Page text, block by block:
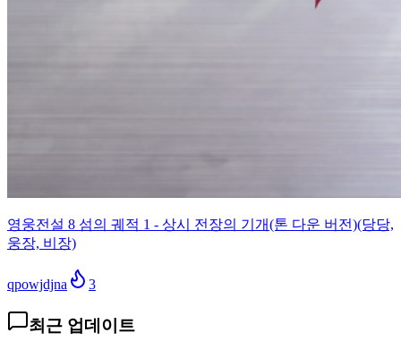
영웅전설 8 섬의 궤적 1 - 상시 전장의 기개(톤 다운 버전)(당당,
웅장, 비장)
qpowjdjna 3
최근 업데이트